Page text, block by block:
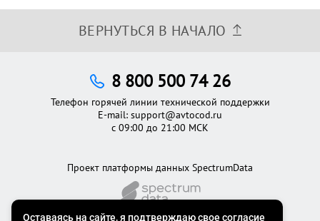
ВЕРНУТЬСЯ В НАЧАЛО
Проект платформы данных SpectrumData
8 800 500 74 26
Телефон горячей линии технической поддержки
E-mail: support@avtocod.ru
с 09:00 до 21:00 МСК